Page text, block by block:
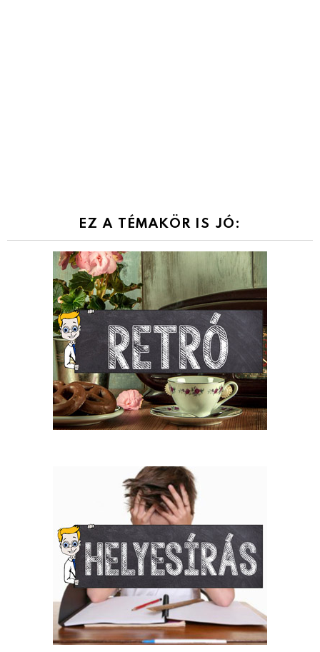
EZ A TÉMAKÖR IS JÓ: